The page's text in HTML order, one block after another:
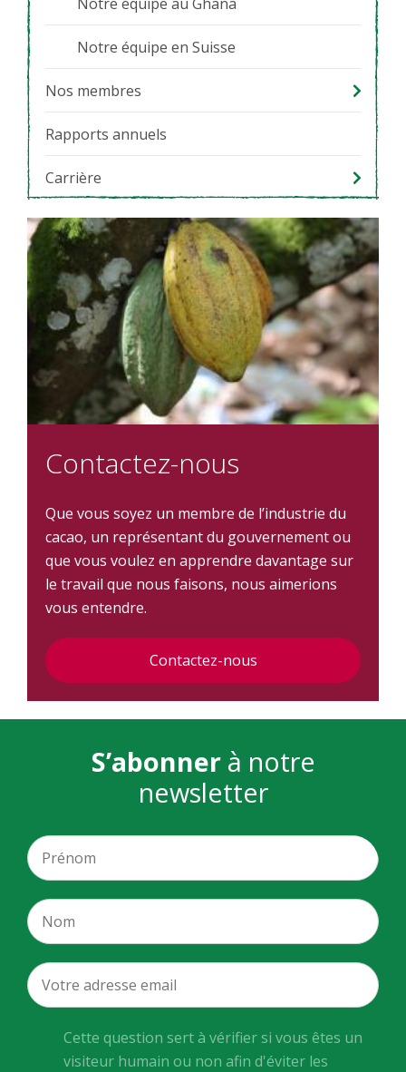
Notre équipe en Suisse
Nos membres
Rapports annuels
Carrière
Contactez-nous
Que vous soyez un membre de l’industrie du
cacao, un représentant du gouvernement ou
que vous voulez en apprendre davantage sur
le travail que nous faisons, nous aimerions
vous entendre.
Contactez-nous
S’abonner à notre
newsletter
Cette question sert à vérifier si vous êtes un
visiteur humain ou non afin d'éviter les